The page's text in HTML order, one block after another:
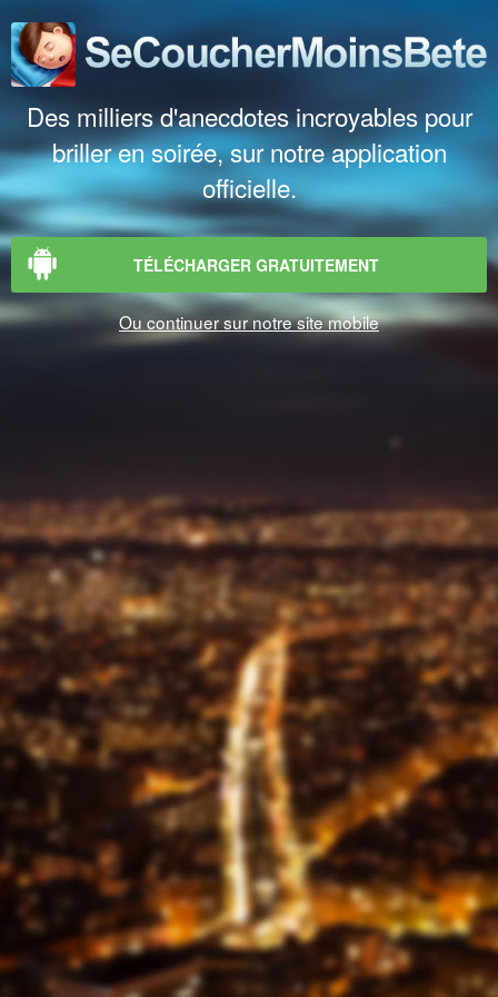
Des milliers d'anecdotes incroyables pour
briller en soirée, sur notre application
officielle.
TÉLÉCHARGER GRATUITEMENT
Ou continuer sur notre site mobile